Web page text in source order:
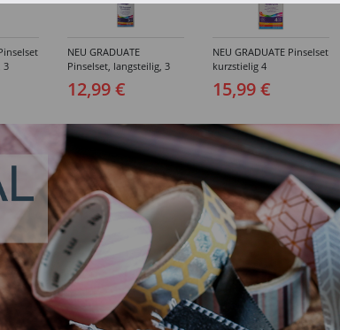
3
NEU GRADUATE
Pinselset, langsteilig, 3
12,99 €
NEU GRADUATE Pinselset
kurzstielig 4
15,99 €